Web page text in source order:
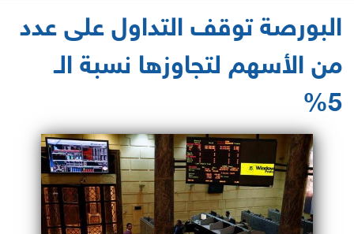
البورصة توقف التداول على عدد
من الأسهم لتجاوزها نسبة الـ
5%